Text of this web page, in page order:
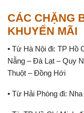
CÁC CHẶNG
KHUYẾN MÃI
• Từ Hà Nội đi: TP Hồ
Nẵng – Đà Lạt – Quy
Thuột – Đồng Hới
• Từ Hải Phòng đi: